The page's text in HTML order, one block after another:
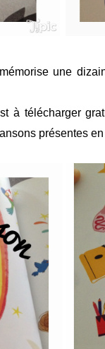
une
à télécharger
présentes